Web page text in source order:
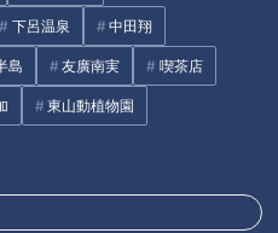
下呂温泉 中田翔
島 友廣南実 喫茶店
東山動植物園
ツイ跡！都市伝説
る噂が山ほど転がっている…
埋もれているかもしれない…